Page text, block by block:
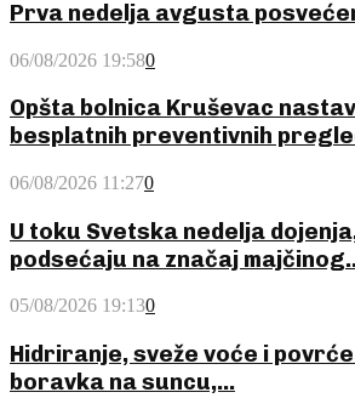
Prva nedelja avgusta
06/08/2026 19:580
Opšta bolnica Kruševac
besplatnih preventivnih
06/08/2026 11:270
U toku Svetska nedelja
podsećaju na značaj
05/08/2026 19:130
Hidriranje, sveže voće i
boravka na suncu,...